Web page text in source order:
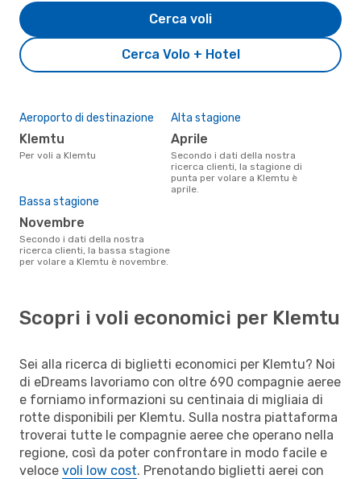
Cerca Volo + Hotel
Cerca voli
Aeroporto di destinazione
Klemtu
Per voli a Klemtu
Alta stagione
aprile
Secondo i dati della nostra
ricerca clienti, la stagione di
punta per volare a Klemtu è
aprile.
Bassa stagione
novembre
Secondo i dati della nostra
ricerca clienti, la bassa stagione
per volare a Klemtu è novembre.
Scopri i voli economici per Klemtu
Sei alla ricerca di biglietti economici per Klemtu? Noi
di eDreams lavoriamo con oltre 690 compagnie aeree
e forniamo informazioni su centinaia di migliaia di
rotte disponibili per Klemtu. Sulla nostra piattaforma
troverai tutte le compagnie aeree che operano nella
regione, così da poter confrontare in modo facile e
veloce voli low cost. Prenotando biglietti aerei con